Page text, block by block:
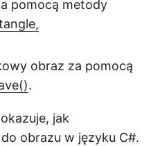
pomocą metody
obraz za pomocą
.
jak
obrazu w języku C#.